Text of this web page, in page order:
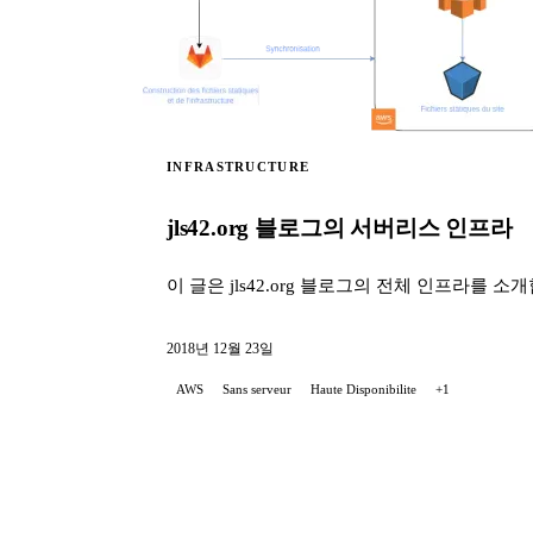
INFRASTRUCTURE
jls42.org 블로그의 서버리스 인프라
이 글은 jls42.org 블로그의 전체 인프라를 소개
2018년 12월 23일
AWS Sans serveur Haute Disponibilite +1